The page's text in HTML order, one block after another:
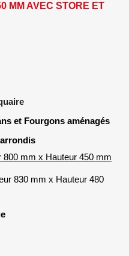
MM AVEC STORE ET
et Fourgons aménagés
800 mm x Hauteur 450 mm
830 mm x Hauteur 480